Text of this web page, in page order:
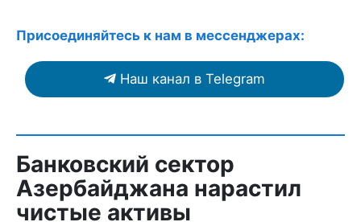
Присоединяйтесь к нам в мессенджерах:
Наш канал в Telegram
Банковский сектор
Азербайджана нарастил
чистые активы